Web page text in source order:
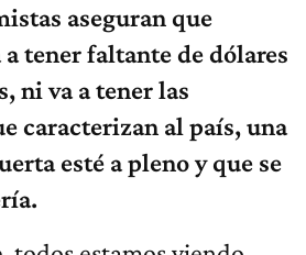
aseguran que
tener faltante de dólares
ni va a tener las
caracterizan al país, una
esté a pleno y que se